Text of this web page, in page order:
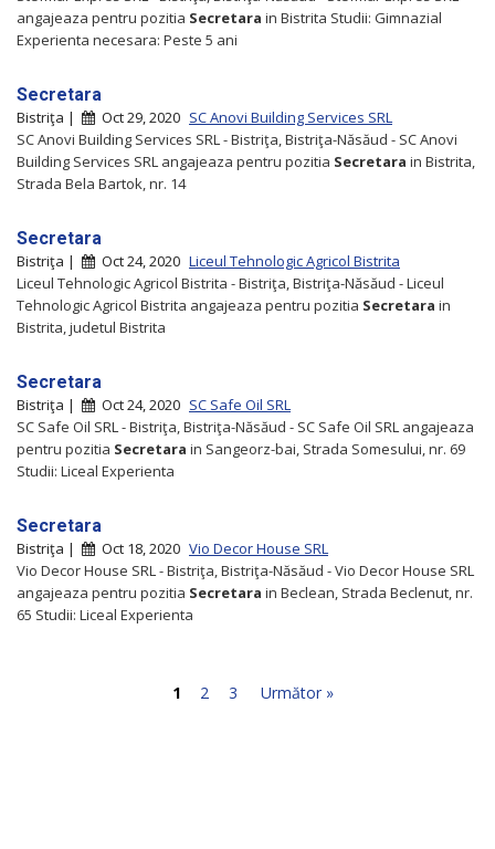
angajeaza pentru pozitia Secretara in Bistrita Studii: Gimnazial
Experienta necesara: Peste 5 ani
Secretara
Bistriţa | Oct 29, 2020 SC Anovi Building Services SRL
SC Anovi Building Services SRL - Bistriţa, Bistriţa-Năsăud - SC Anovi
Building Services SRL angajeaza pentru pozitia Secretara in Bistrita,
Strada Bela Bartok, nr. 14
Secretara
Bistriţa | Oct 24, 2020 Liceul Tehnologic Agricol Bistrita
Liceul Tehnologic Agricol Bistrita - Bistriţa, Bistriţa-Năsăud - Liceul
Tehnologic Agricol Bistrita angajeaza pentru pozitia Secretara in
Bistrita, judetul Bistrita
Secretara
Bistriţa | Oct 24, 2020 SC Safe Oil SRL
SC Safe Oil SRL - Bistriţa, Bistriţa-Năsăud - SC Safe Oil SRL angajeaza
pentru pozitia Secretara in Sangeorz-bai, Strada Somesului, nr. 69
Studii: Liceal Experienta
Secretara
Bistriţa | Oct 18, 2020 Vio Decor House SRL
Vio Decor House SRL - Bistriţa, Bistriţa-Năsăud - Vio Decor House SRL
angajeaza pentru pozitia Secretara in Beclean, Strada Beclenut, nr.
65 Studii: Liceal Experienta
1 2 3 Următor »